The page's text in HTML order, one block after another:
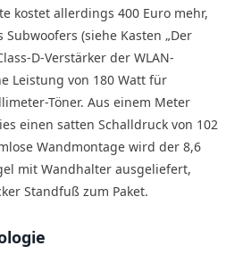
kostet allerdings 400 Euro mehr,
(siehe Kasten „Der
D-Verstärker der WLAN-
Leistung von 180 Watt für
Töner. Aus einem Meter
einen satten Schalldruck von 102
Wandmontage wird der 8,6
mit Wandhalter ausgeliefert,
Standfuß zum Paket.